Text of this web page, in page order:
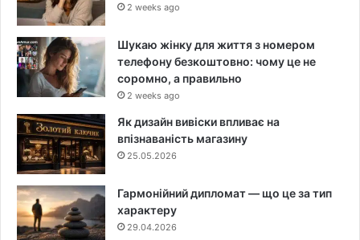
2 weeks ago
Шукаю жінку для життя з номером
телефону безкоштовно: чому це не
соромно, а правильно
2 weeks ago
Як дизайн вивіски впливає на
впізнаваність магазину
25.05.2026
Гармонійний дипломат — що це за тип
характеру
29.04.2026